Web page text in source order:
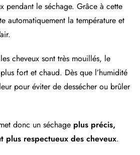
pendant le séchage. Grâce à cette
automatiquement la température et
cheveux sont très mouillés, le
fort et chaud. Dès que l’humidité
pour éviter de dessécher ou brûler
donc un séchage plus précis,
plus respectueux des cheveux.